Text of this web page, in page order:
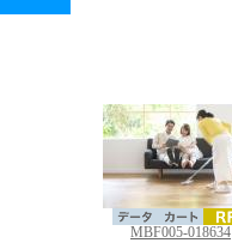
MBF005-018634